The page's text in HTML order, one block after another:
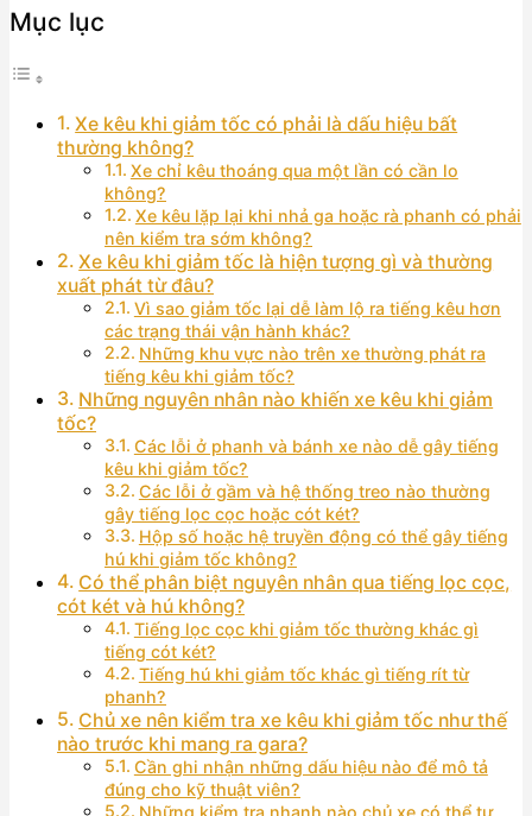
Mục lục
Xe kêu khi giảm tốc có phải là dấu hiệu bất
thường không?
Xe chỉ kêu thoáng qua một lần có cần lo
không?
Xe kêu lặp lại khi nhả ga hoặc rà phanh có phải
nên kiểm tra sớm không?
Xe kêu khi giảm tốc là hiện tượng gì và thường
xuất phát từ đâu?
Vì sao giảm tốc lại dễ làm lộ ra tiếng kêu hơn
các trạng thái vận hành khác?
Những khu vực nào trên xe thường phát ra
tiếng kêu khi giảm tốc?
Những nguyên nhân nào khiến xe kêu khi giảm
tốc?
Các lỗi ở phanh và bánh xe nào dễ gây tiếng
kêu khi giảm tốc?
Các lỗi ở gầm và hệ thống treo nào thường
gây tiếng lọc cọc hoặc cót két?
Hộp số hoặc hệ truyền động có thể gây tiếng
hú khi giảm tốc không?
Có thể phân biệt nguyên nhân qua tiếng lọc cọc,
cót két và hú không?
Tiếng lọc cọc khi giảm tốc thường khác gì
tiếng cót két?
Tiếng hú khi giảm tốc khác gì tiếng rít từ
phanh?
Chủ xe nên kiểm tra xe kêu khi giảm tốc như thế
nào trước khi mang ra gara?
Cần ghi nhận những dấu hiệu nào để mô tả
đúng cho kỹ thuật viên?
Những kiểm tra nhanh nào chủ xe có thể tự